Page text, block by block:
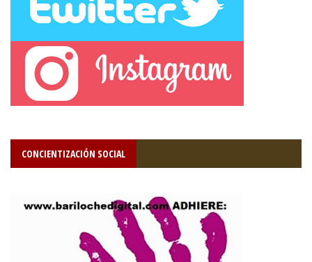
CONCIENTIZACIÓN SOCIAL